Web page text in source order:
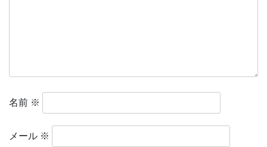
名前 ※
メール ※